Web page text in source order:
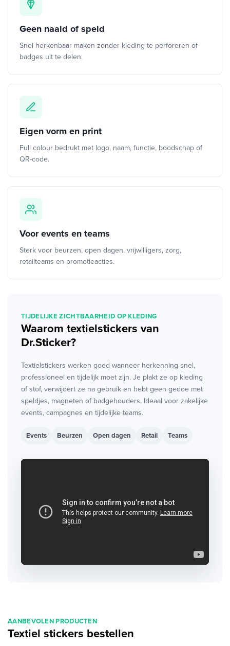
Geen naald of speld
Snel herkenbaar maken zonder kleding te perforeren of
badges uit te delen.
Eigen vorm en print
Full colour bedrukt met logo, naam, functie, boodschap of
QR-code.
Voor events en teams
Sterk voor beurzen, open dagen, vrijwilligers, zorg,
retailteams en promotieacties.
TIJDELIJKE ZICHTBAARHEID OP KLEDING
Waarom textielstickers van
Dr.Sticker?
Textielstickers werken goed wanneer herkenning snel,
professioneel en tijdelijk moet zijn. Je plakt ze op kleding
of stof, verwijdert ze na gebruik en hebt geen gedoe met
speldjes, magneten of badgehouders. Ideaal voor zakelijke
events, campagnes en tijdelijke teams.
Events Beurzen Open dagen Retail Teams
AANBEVOLEN PRODUCTEN
Textiel stickers bestellen